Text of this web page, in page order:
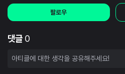
팔로우
댓글 0